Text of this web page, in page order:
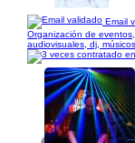
Email
Organización de
audiovisuales, dj,